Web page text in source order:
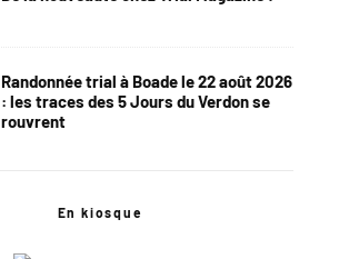
Randonnée trial à Boade le 22 août 2026
: les traces des 5 Jours du Verdon se
rouvrent
En kiosque